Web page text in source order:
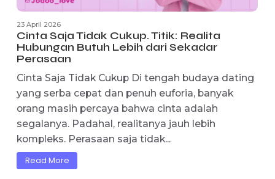
24 April 2026
Real Talk Checklist Sebelum Pacaran:
Sudah Siapkah Kamu?
Sebelum bilang “I Love You”, jawab dulu 3
pertanyaan penting ini. Checklist Sebelum
Pacaran ini jujur sebelum memulai hubungan
karena cinta yang sehat dimulai dari kesiapan,
bukan dari kesepian. Pernah...